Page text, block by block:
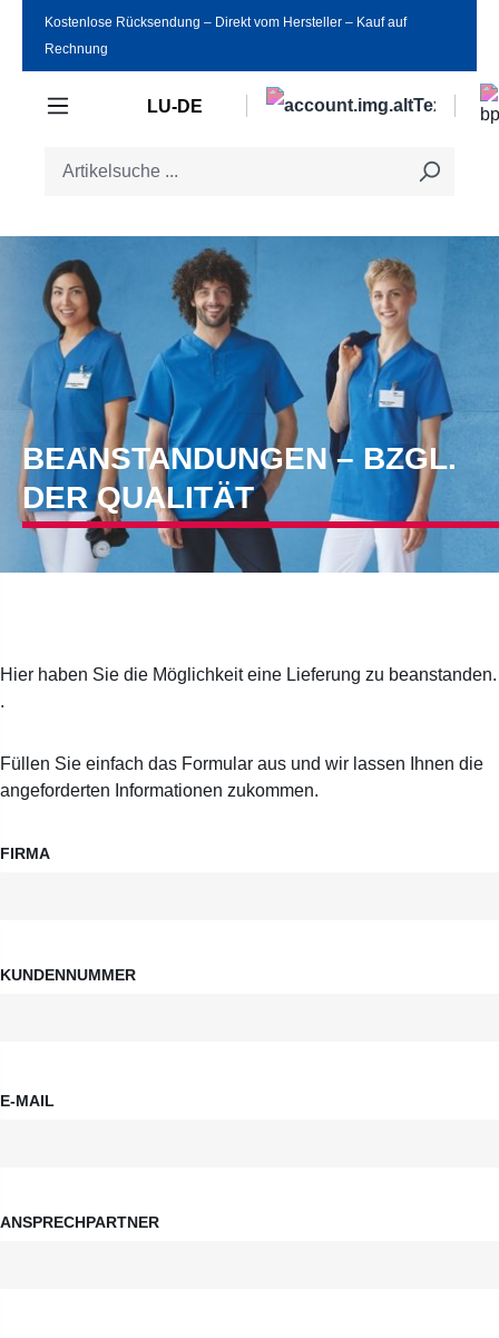
Zum Hauptinhalt springen
Kostenlose Rücksendung ‒ Direkt vom Hersteller ‒ Kauf auf
Rechnung
LU-DE
BEANSTANDUNGEN – BZGL.
DER QUALITÄT
Hier haben Sie die Möglichkeit eine Lieferung zu beanstanden.
.
Füllen Sie einfach das Formular aus und wir lassen Ihnen die
angeforderten Informationen zukommen.
FIRMA
KUNDENNUMMER
E-MAIL
ANSPRECHPARTNER